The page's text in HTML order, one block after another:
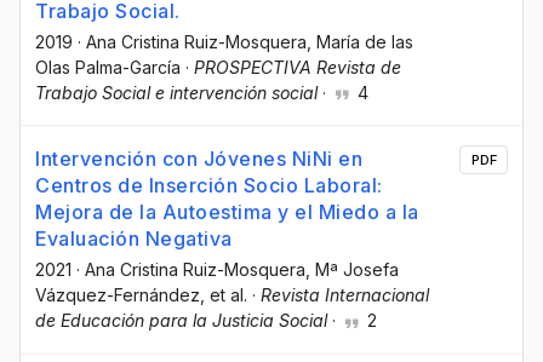
Trabajo Social.
2019 · Ana Cristina Ruiz-Mosquera , María de las
Olas Palma-García · PROSPECTIVA Revista de
Trabajo Social e intervención social· 4
Intervención con Jóvenes NiNi en
Centros de Inserción Socio Laboral:
Mejora de la Autoestima y el Miedo a la
Evaluación Negativa
2021 · Ana Cristina Ruiz-Mosquera , Mª Josefa
Vázquez-Fernández , et al. · Revista Internacional
de Educación para la Justicia Social· 2
PDF